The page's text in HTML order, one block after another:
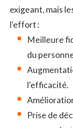
exigeant, mais
l'effort :
Meilleure
du
l'efficacité.
Prise de